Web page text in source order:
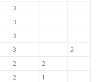
3
3
3
3
2
2
2
2
1